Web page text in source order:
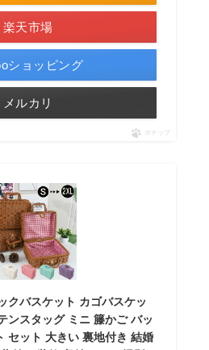
楽天市場
ショッピング
メルカリ
ポチップ
クバスケット カゴバスケッ
ンスタッグ ミニ 籐かご バッ
セット 大きい 裏地付き 結婚